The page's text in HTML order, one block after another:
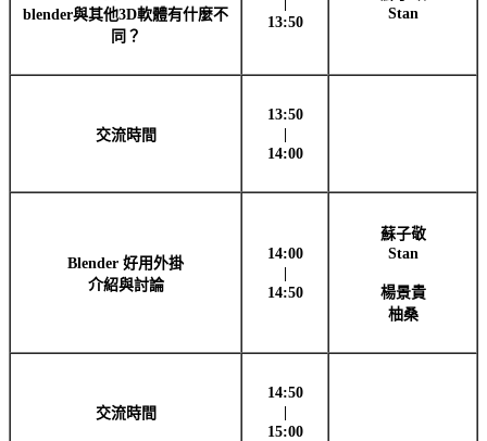
blender與其他3D軟體有什麼不
同？
13:50
Stan
交流時間
13:50
14:00
Blender 好用外掛
介紹與討論
14:00
14:50
蘇子敬
Stan
楊景貴
柚桑
交流時間
14:50
15:00